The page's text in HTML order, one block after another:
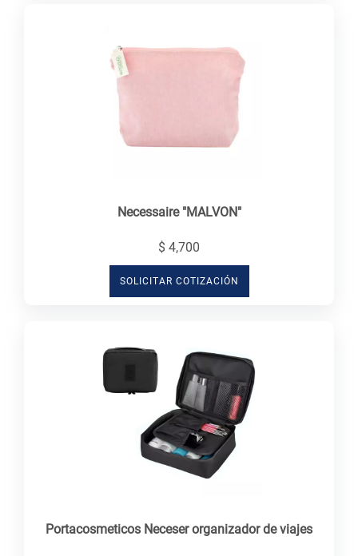
Necessaire "MALVON"
$ 4,700
SOLICITAR COTIZACIÓN
Portacosmeticos Neceser organizador de viajes